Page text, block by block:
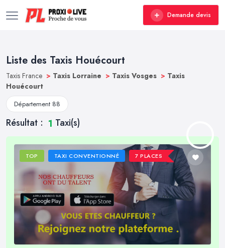
Demande devis
Liste des Taxis Houécourt
Taxis France > Taxis Lorraine > Taxis Vosges > Taxis
Houécourt
Département 88
Résultat : 1 Taxi(s)
TOP TAXI CONVENTIONNÉ 7 PLACES